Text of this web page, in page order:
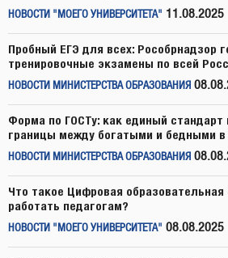
НОВОСТИ "МОЕГО УНИВЕРСИТЕТА" 11.08.2025
Пробный ЕГЭ для всех: Рособрнадзор
тренировочные экзамены по всей
НОВОСТИ МИНИСТЕРСТВА ОБРАЗОВАНИЯ
Форма по ГОСТу: как единый стандарт
границы между богатыми и бедными
НОВОСТИ МИНИСТЕРСТВА ОБРАЗОВАНИЯ
Что такое Цифровая образовательная
работать педагогам?
НОВОСТИ "МОЕГО УНИВЕРСИТЕТА" 08.08.2025